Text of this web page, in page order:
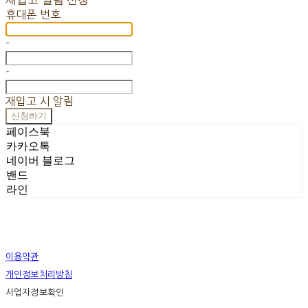
휴대폰 번호
-
-
재입고 시 알림
신청하기
페이스북
카카오톡
네이버 블로그
밴드
라인
이용약관
개인정보처리방침
사업자정보확인